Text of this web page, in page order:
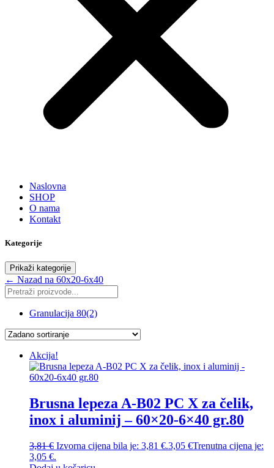
Naslovna
SHOP
O nama
Kontakt
Kategorije
Prikaži kategorije
← Nazad na 60x20-6x40
Granulacija 80(2)
Akcija!
Brusna lepeza A-B02 PC X za čelik,
inox i aluminij – 60×20-6×40 gr.80
3,81€ Izvorna cijena bila je: 3,81 €.3,05 €Trenutna cijena je:
3,05 €.